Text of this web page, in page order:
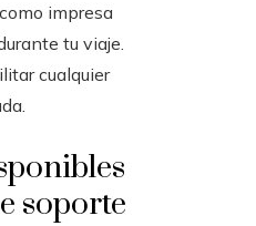
impresa
tu viaje.
cualquier
soporte